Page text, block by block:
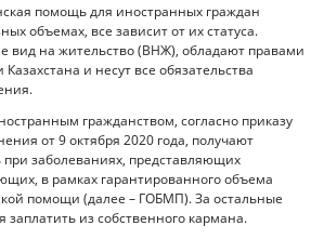
помощь для иностранных граждан
объемах, все зависит от их статуса.
на жительство (ВНЖ), обладают правами
и несут все обязательства
гражданством, согласно приказу
от 9 октября 2020 года, получают
заболеваниях, представляющих
в рамках гарантированного объема
помощи (далее – ГОБМП). За остальные
заплатить из собственного кармана.